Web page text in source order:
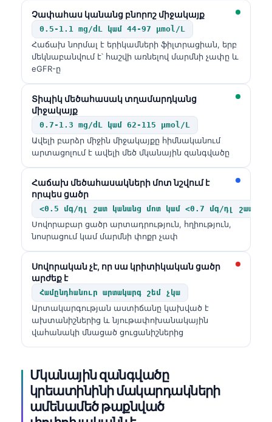
Չափահաս կանանց բնորոշ միջակայք
0.5-1.1 mg/dL կամ 44-97 µmol/L
Հաճախ նորմալ է երիկամների ֆիլտրացիան, երբ
մեկնաբանվում է՝ հաշվի առնելով մարմնի չափը և
eGFR-ը
Տիպիկ մեծահասակ տղամարդկանց
միջակայք
0.7-1.3 mg/dL կամ 62-115 µmol/L
Ավելի բարձր միջին միջակայքը հիմնականում
արտացոլում է ավելի մեծ մկանային զանգվածը
Հաճախ մեծահասակների մոտ նշվում է
որպես ցածր
<0.5 մգ/դլ շատ կանանց մոտ կամ <0.7 մգ/դլ շատ
Սովորաբար ցածր արտադրություն, հղիություն,
նոսրացում կամ մարմնի փոքր չափ
Սովորական չէ, որ սա կրիտիկական ցածր
արժեք է
Համընդհանուր արտակարգ շեմ չկա
Արտակարգության աստիճանը կախված է
ախտանիշներից և նյութափոխանակային
վահանակի մնացած ցուցանիշներից
Մկանային զանգվածը
կրեատինինի մակարդակների
ամենամեծ թաքնված